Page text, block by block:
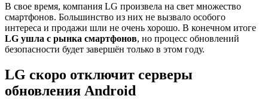
В свое время, компания LG произвела на свет множество
смартфонов. Большинство из них не вызвало особого
интереса и продажи шли не очень хорошо. В конечном итоге
LG ушла с рынка смартфонов, но процесс обновлений
безопасности будет завершён только в этом году.
LG скоро отключит серверы
обновления Android